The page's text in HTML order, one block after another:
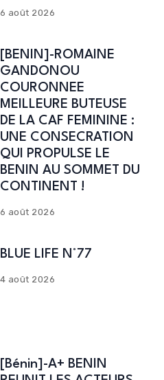
6 août 2026
[BENIN]-ROMAINE
GANDONOU
COURONNEE
MEILLEURE BUTEUSE
DE LA CAF FEMININE :
UNE CONSECRATION
QUI PROPULSE LE
BENIN AU SOMMET DU
CONTINENT !
6 août 2026
BLUE LIFE N°77
4 août 2026
[Bénin]-A+ BENIN